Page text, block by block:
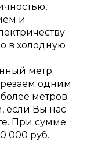
и
в холодную
метр.
одним
метров.
если Вы нас
При сумме
000 руб.